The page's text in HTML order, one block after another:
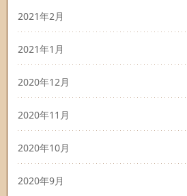
2021年2月
2021年1月
2020年12月
2020年11月
2020年10月
2020年9月